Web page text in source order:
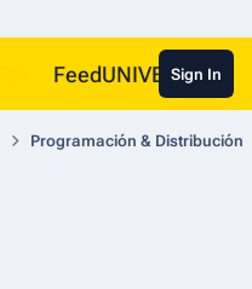
FeedUNIVERSSign In
Programación & Distribución